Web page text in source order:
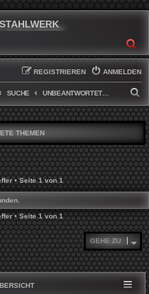
ANMELDEN
REGISTRIEREN
SUCHE
U
C
H
E
THEMEN
• Seite1von1
• Seite1von1
GEHE ZU